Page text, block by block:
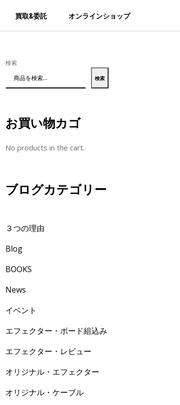
買取&委託 オンラインショップ
検索
検索
お買い物カゴ
No products in the cart.
ブログカテゴリー
３つの理由
Blog
BOOKS
News
イベント
エフェクター・ボード組込み
エフェクター・レビュー
オリジナル・エフェクター
オリジナル・ケーブル